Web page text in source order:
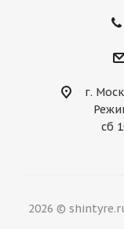
г.
сб
2026 ©